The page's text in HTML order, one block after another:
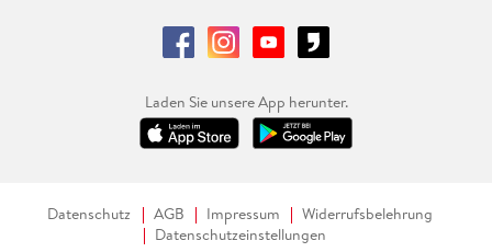
Laden Sie unsere App herunter.
Datenschutz AGB Impressum
Widerrufsbelehrung
Datenschutzeinstellungen